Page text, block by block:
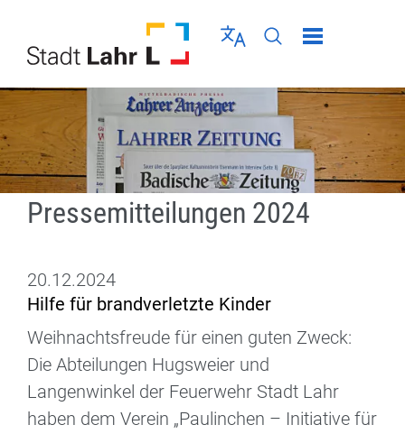
Sprache wählen
Seiten-Suche
Menü schließen
Pressemitteilungen 2024
20.12.2024
Hilfe für brandverletzte Kinder
Weihnachtsfreude für einen guten Zweck:
Die Abteilungen Hugsweier und
Langenwinkel der Feuerwehr Stadt Lahr
haben dem Verein „Paulinchen – Initiative für